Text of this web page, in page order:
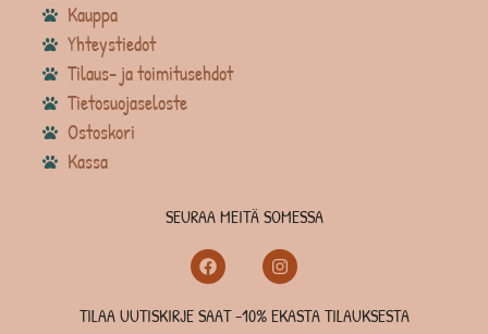
Kauppa
Yhteystiedot
Tilaus- ja toimitusehdot
Tietosuojaseloste
Ostoskori
Kassa
SEURAA MEITÄ SOMESSA
TILAA UUTISKIRJE SAAT -10% EKASTA TILAUKSESTA